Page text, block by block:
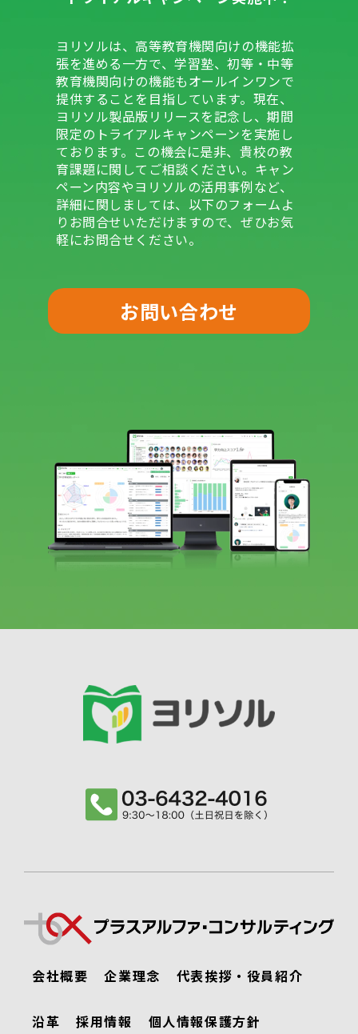
ヨリソルは、高等教育機関向けの機能拡
張を進める一方で、学習塾、初等・中等
教育機関向けの機能もオールインワンで
提供することを目指しています。現在、
ヨリソル製品版リリースを記念し、期間
限定のトライアルキャンペーンを実施し
ております。この機会に是非、貴校の教
育課題に関してご相談ください。キャン
ペーン内容やヨリソルの活用事例など、
詳細に関しましては、以下のフォームよ
りお問合せいただけますので、ぜひお気
軽にお問合せください。
お問い合わせ
会社概要 企業理念 代表挨拶・役員紹介
沿革 採用情報 個人情報保護方針